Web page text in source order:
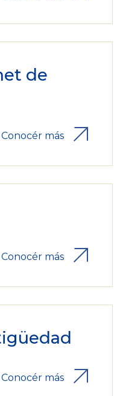
de
Conocér más
Conocér más
Conocér más